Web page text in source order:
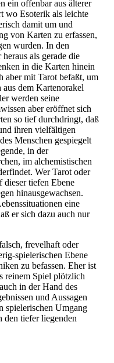
ein offenbar aus älterer
wo Esoterik als leichte
damit um und
von Karten zu erfassen,
wurden. In den
als gerade die
in die Karten hinein
aber mit Tarot befaßt, um
dem Kartenorakel
werden seine
aber eröffnet sich
so tief durchdringt, daß
ihren vielfältigen
Menschen gespiegelt
in der
im alchemistischen
Wer Tarot oder
dieser tiefen Ebene
hinausgewachsen.
eine
er sich dazu auch nur
frevelhaft oder
spielerischen Ebene
zu befassen. Eher ist
reinem Spiel plötzlich
in der Hand des
und Aussagen
spielerischen Umgang
den tiefer liegenden